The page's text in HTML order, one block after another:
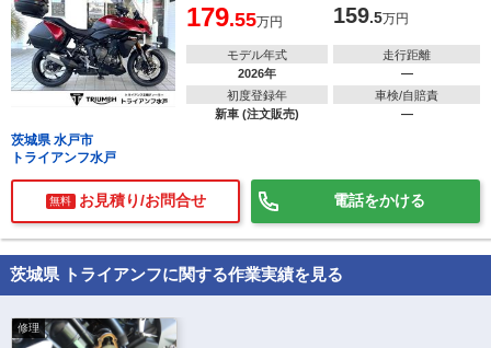
179.55万円 159.5万円
モデル年式
2026年
走行距離
―
初度登録年
新車 (注文販売)
車検/自賠責
―
茨城県 水戸市
トライアンフ水戸
無料 お見積り/お問合せ 電話をかける
茨城県 トライアンフに関する作業実績を見る
修理